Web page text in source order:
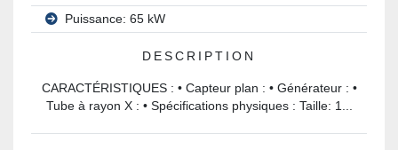
Puissance: 65 kW
DESCRIPTION
CARACTÉRISTIQUES : • Capteur plan : • Générateur : •
Tube à rayon X : • Spécifications physiques : Taille: 1...